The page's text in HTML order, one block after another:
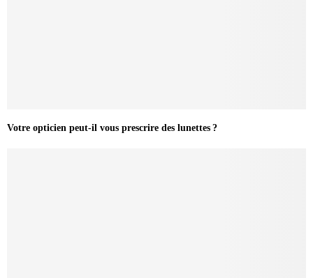
Votre opticien peut-il vous prescrire des lunettes ?